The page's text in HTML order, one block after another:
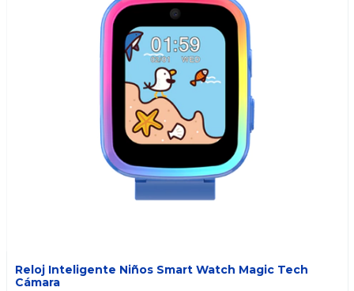
Reloj Inteligente Niños Smart Watch Magic Tech
Cámara